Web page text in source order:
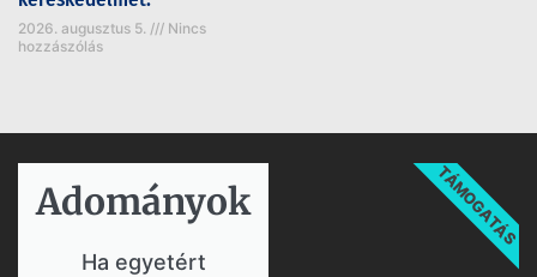
2026. augusztus 5.
Nincs
hozzászólás
Adományok​
Ha egyetért
TÁMOGATÁS